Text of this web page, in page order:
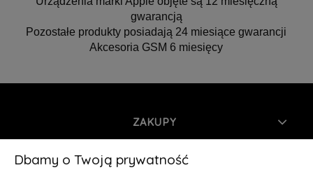
gwarancją
Pozostałe produkty posiadają 24 miesiące gwarancji
Akcesoria GSM 6 miesięcy
ZAKUPY
INFORMACJE
Dbamy o Twoją prywatność